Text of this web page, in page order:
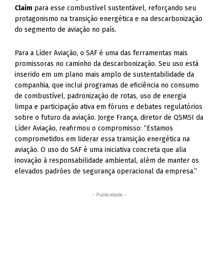
Claim para esse combustível sustentável, reforçando seu
protagonismo na transição energética e na descarbonização
do segmento de aviação no país.
Para a Líder Aviação, o SAF é uma das ferramentas mais
promissoras no caminho da descarbonização. Seu uso está
inserido em um plano mais amplo de sustentabilidade da
companhia, que inclui programas de eficiência no consumo
de combustível, padronização de rotas, uso de energia
limpa e participação ativa em fóruns e debates regulatórios
sobre o futuro da aviação. Jorge França, diretor de QSMSI da
Líder Aviação, reafirmou o compromisso: “Estamos
comprometidos em liderar essa transição energética na
aviação. O uso do SAF é uma iniciativa concreta que alia
inovação à responsabilidade ambiental, além de manter os
elevados padrões de segurança operacional da empresa.”
- Publicidade -